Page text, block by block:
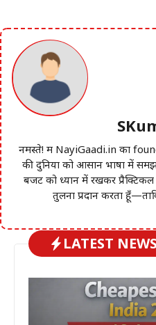
नमस्ते! मैं NayiGaadi.in का
की दुनिया को आसान भाषा में
बजट को ध्यान में रखकर
तुलना प्रदान करता
LATEST NEWS